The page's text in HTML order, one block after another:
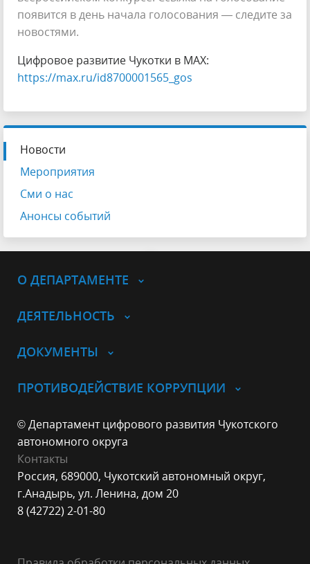
появится в день начала голосования — следите за
новостями.
Цифровое развитие Чукотки в МАХ:
https://max.ru/id8700001565_gos
Новости
Мероприятия
Сми о нас
Анонсы событий
О ДЕПАРТАМЕНТЕ
ДЕЯТЕЛЬНОСТЬ
ДОКУМЕНТЫ
ПРОТИВОДЕЙСТВИЕ КОРРУПЦИИ
© Департамент цифрового развития Чукотского
автономного округа
Контакты
Россия, 689000, Чукотский автономный округ,
г.Анадырь, ул. Ленина, дом 20
8 (42722) 2-01-80